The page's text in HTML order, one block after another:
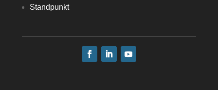
Standpunkt